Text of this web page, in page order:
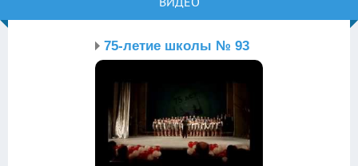
75-летие школы № 93